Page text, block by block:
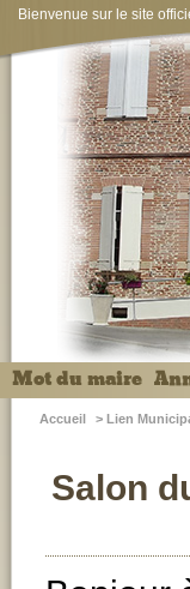
Bienvenue sur le site
Mot du maire
Accueil > Lien
Salon